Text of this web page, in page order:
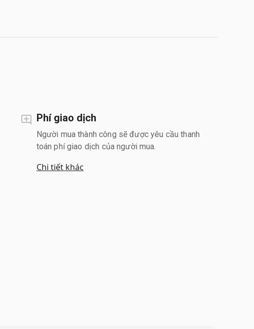
Phí giao dịch
Người mua thành công sẽ được yêu cầu thanh
toán phí giao dịch của người mua.
Chi tiết khác